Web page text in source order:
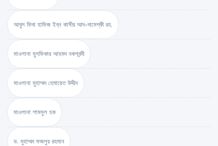
আবুল ফিদা হাফিজ ইব্‌ন কাসীর আদ-দামেশ্‌কী রহ.
মাওলানা যুলফিকার আহমদ নকশবন্দী
মাওলানা মুহাম্মদ হেমায়েত উদ্দীন
মাওলানা শামসুল হক
ড. মুহাম্মদ ফজলুর রহমান